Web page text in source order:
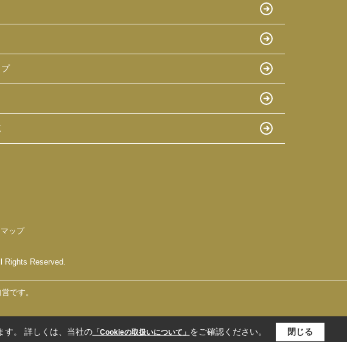
ップ
Rights Reserved.
です。
す。 詳しくは、当社の「Cookieの取扱いについて」 をご確認ください。 閉じる